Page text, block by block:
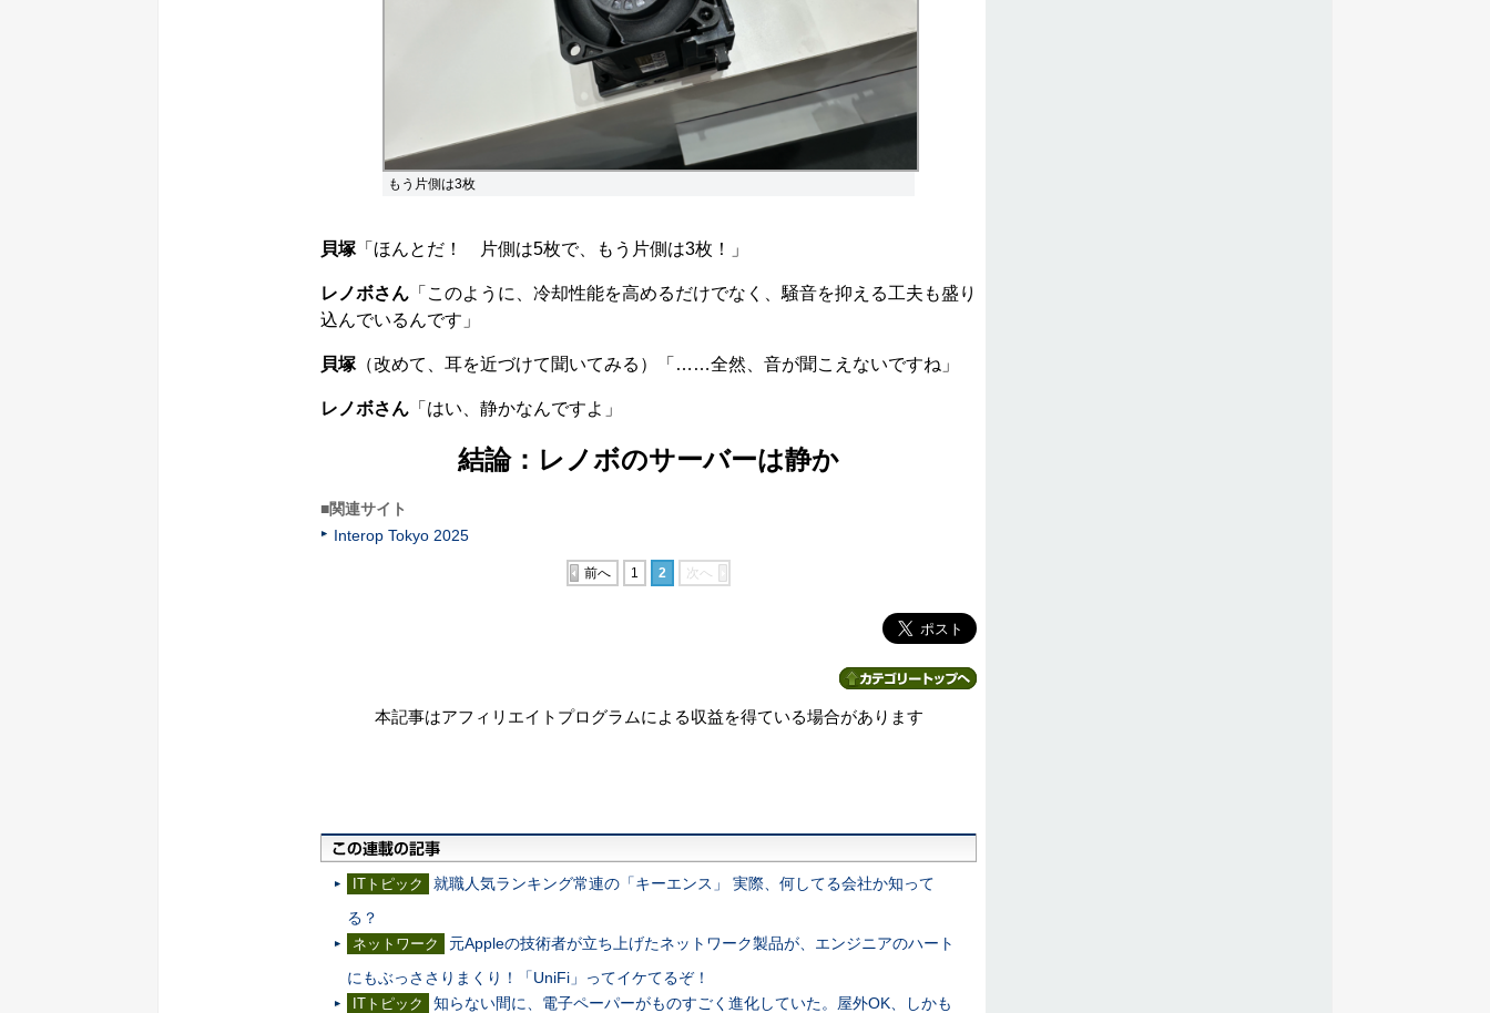
もう片側は3枚
貝塚「ほんとだ！ 片側は5枚で、もう片側は3枚！」
レノボさん 「このように、冷却性能を高めるだけでなく、騒音を抑える工夫も盛り
込んでいるんです」
貝塚（改めて、耳を近づけて聞いてみる）「……全然、音が聞こえないですね」
レノボさん 「はい、静かなんですよ」
結論：レノボのサーバーは静か
■関連サイト
Interop Tokyo 2025
前へ 1 2 次へ
本記事はアフィリエイトプログラムによる収益を得ている場合があります
ITトピック
就職人気ランキング常連の「キーエンス」 実際、何してる会社か知って
る？
ネットワーク
元Appleの技術者が立ち上げたネットワーク製品が、エンジニアのハート
にもぶっささりまくり！「UniFi」ってイケてるぞ！
ITトピック
知らない間に、電子ペーパーがものすごく進化していた。屋外OK、しかも